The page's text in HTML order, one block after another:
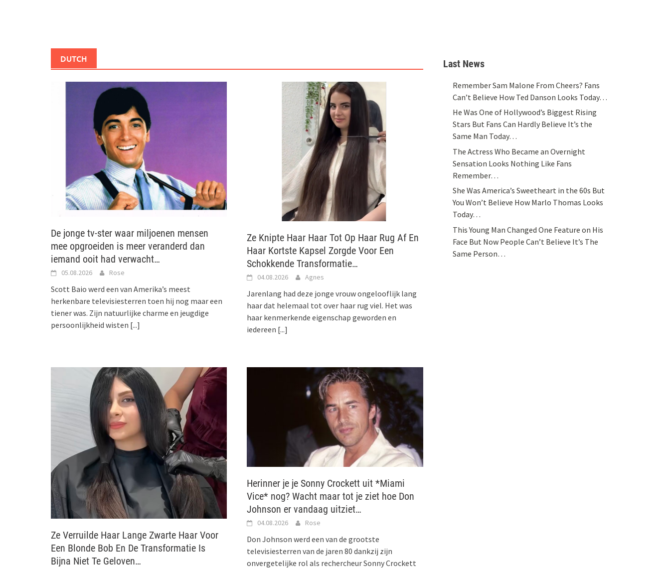
DUTCH
De jonge tv-ster waar miljoenen mensen
mee opgroeiden is meer veranderd dan
iemand ooit had verwacht…
05.08.2026 Rose
Scott Baio werd een van Amerika’s meest
herkenbare televisiesterren toen hij nog maar een
tiener was. Zijn natuurlijke charme en jeugdige
persoonlijkheid wisten [...]
Ze Knipte Haar Haar Tot Op Haar Rug Af En
Haar Kortste Kapsel Zorgde Voor Een
Schokkende Transformatie…
04.08.2026 Agnes
Jarenlang had deze jonge vrouw ongelooflijk lang
haar dat helemaal tot over haar rug viel. Het was
haar kenmerkende eigenschap geworden en
iedereen [...]
Ze Verruilde Haar Lange Zwarte Haar Voor
Een Blonde Bob En De Transformatie Is
Bijna Niet Te Geloven…
Herinner je je Sonny Crockett uit *Miami
Vice* nog? Wacht maar tot je ziet hoe Don
Johnson er vandaag uitziet…
04.08.2026 Rose
Don Johnson werd een van de grootste
televisiesterren van de jaren 80 dankzij zijn
onvergetelijke rol als rechercheur Sonny Crockett
Last News
Remember Sam Malone From Cheers? Fans
Can’t Believe How Ted Danson Looks Today…
He Was One of Hollywood’s Biggest Rising
Stars But Fans Can Hardly Believe It’s the
Same Man Today…
The Actress Who Became an Overnight
Sensation Looks Nothing Like Fans
Remember…
She Was America’s Sweetheart in the 60s But
You Won’t Believe How Marlo Thomas Looks
Today…
This Young Man Changed One Feature on His
Face But Now People Can’t Believe It’s The
Same Person…